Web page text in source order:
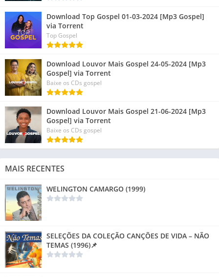
Download Top Gospel 01-03-2024 [Mp3 Gospel]
via Torrent
Top Gospel
Download Louvor Mais Gospel 24-05-2024 [Mp3
Gospel] via Torrent
Baixe os CDs gospel
Download Louvor Mais Gospel 21-06-2024 [Mp3
Gospel] via Torrent
Baixe os CDs gospel
MAIS RECENTES
WELINGTON CAMARGO (1999)
SELEÇÕES DA COLEÇÃO CANÇÕES DE VIDA – NÃO
TEMAS (1996)📌